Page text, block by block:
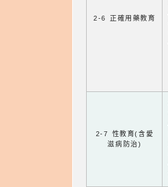
2-6 正確用藥教育
2-7 性教育(含愛
滋病防治)